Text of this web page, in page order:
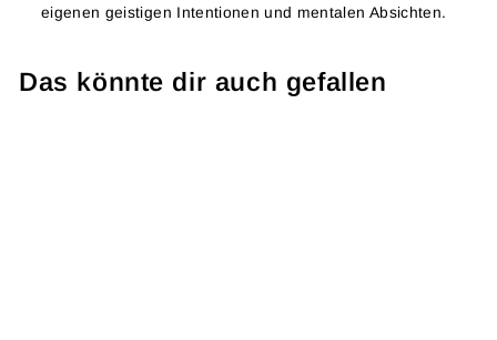
eigenen geistigen Intentionen und mentalen Absichten.
Das könnte dir auch gefallen